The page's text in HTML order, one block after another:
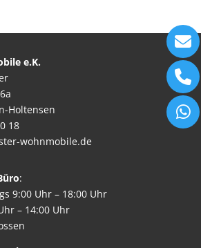
e.K.
Holtensen
18
wohnmobile.de
:
9:00 Uhr – 18:00 Uhr
– 14:00 Uhr